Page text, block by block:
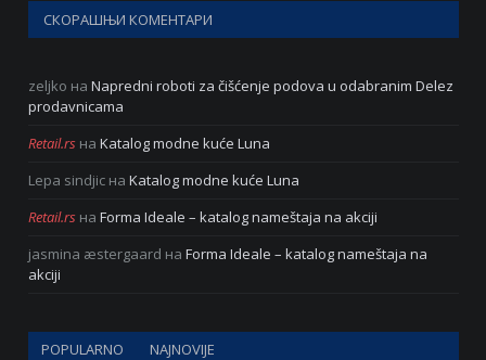
СКОРАШЊИ КОМЕНТАРИ
zeljko на Napredni roboti za čišćenje podova u odabranim Delez
prodavnicama
Retail.rs на Katalog modne kuće Luna
Lepa sindjic на Katalog modne kuće Luna
Retail.rs на Forma Ideale – katalog nameštaja na akciji
jasmina æstergaard на Forma Ideale – katalog nameštaja na
akciji
POPULARNO NAJNOVIJE